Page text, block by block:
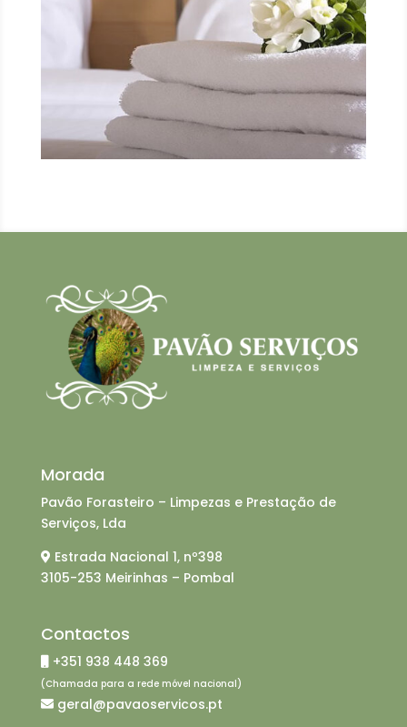
Morada
Pavão Forasteiro – Limpezas e Prestação de
Serviços, Lda
Estrada Nacional 1, nº398
3105-253 Meirinhas – Pombal
Contactos
+351 938 448 369
(Chamada para a rede móvel nacional)
geral@pavaoservicos.pt